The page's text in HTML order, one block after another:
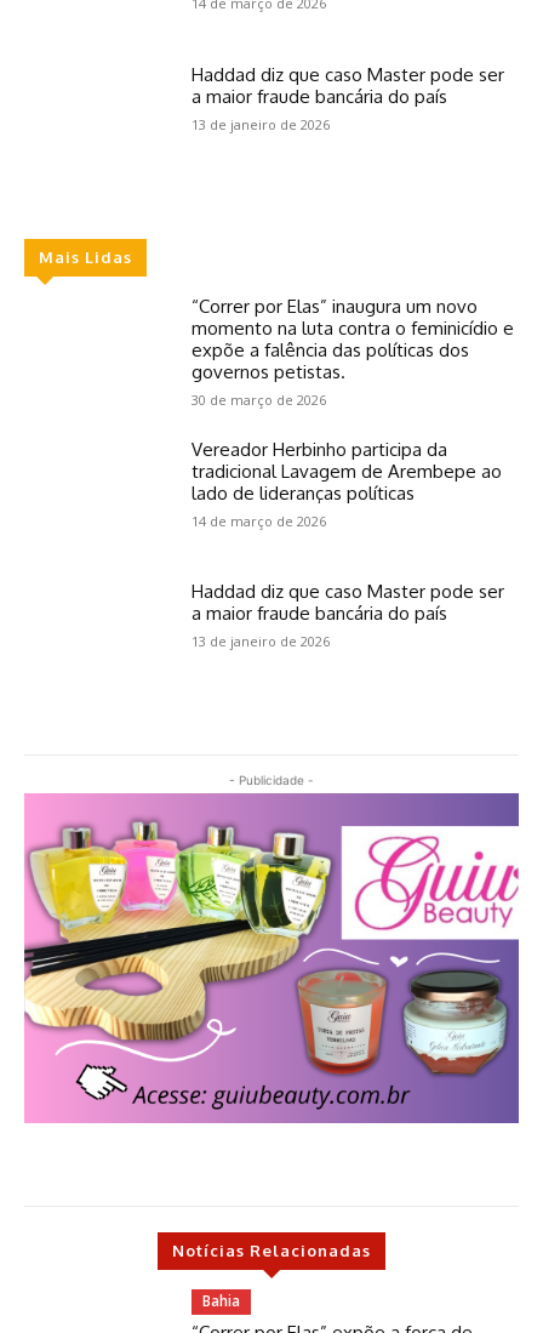
Haddad diz que caso Master pode ser
a maior fraude bancária do país
13 de janeiro de 2026
Mais Lidas
“Correr por Elas” inaugura um novo
momento na luta contra o feminicídio e
expõe a falência das políticas dos
governos petistas.
30 de março de 2026
Vereador Herbinho participa da
tradicional Lavagem de Arembepe ao
lado de lideranças políticas
14 de março de 2026
Haddad diz que caso Master pode ser
a maior fraude bancária do país
13 de janeiro de 2026
- Publicidade -
Notícias Relacionadas
Bahia